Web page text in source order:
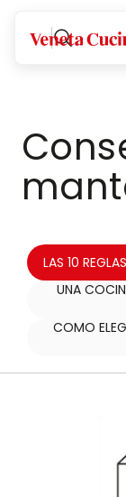
Veneta
LAS 10
UNA
COMO